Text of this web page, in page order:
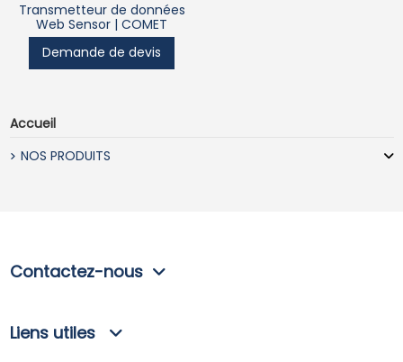
Transmetteur de données
Web Sensor | COMET
Demande de devis
Accueil
NOS PRODUITS
Contactez-nous
Liens utiles